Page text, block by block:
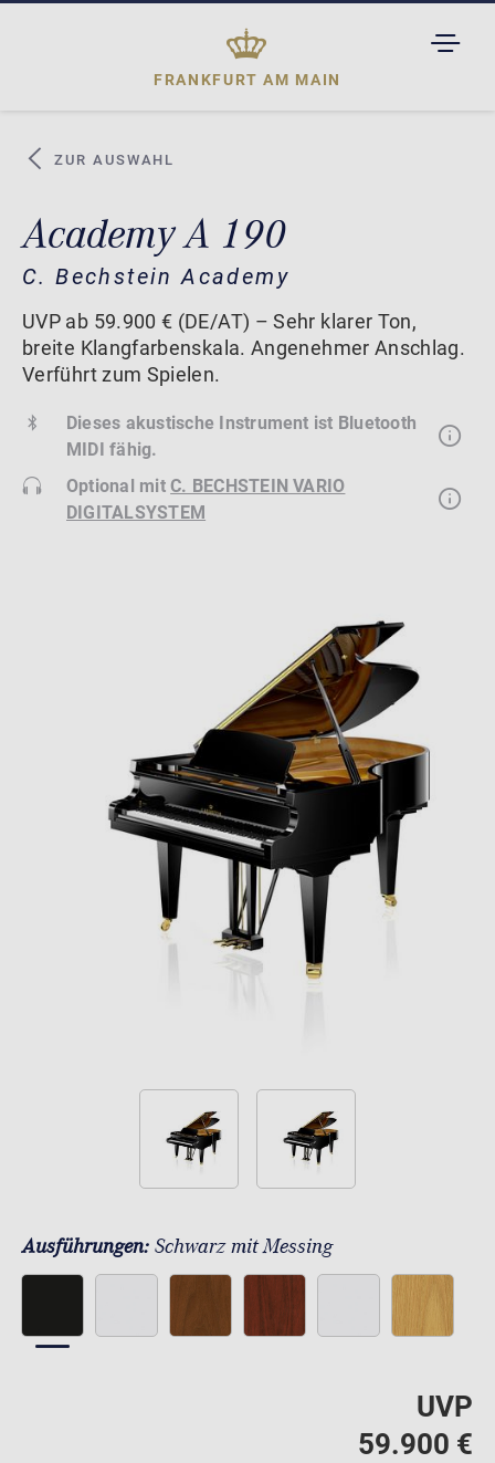
FRANKFURT AM MAIN
ZUR AUSWAHL
Academy A 190
C. Bechstein Academy
UVP ab 59.900 € (DE/AT) – Sehr klarer Ton,
breite Klangfarbenskala. Angenehmer Anschlag.
Verführt zum Spielen.
Dieses akustische Instrument ist Bluetooth
MIDI fähig.
Optional mitC. BECHSTEIN VARIO
DIGITALSYSTEM
Ausführungen: Schwarz mit Messing
UVP
59.900 €